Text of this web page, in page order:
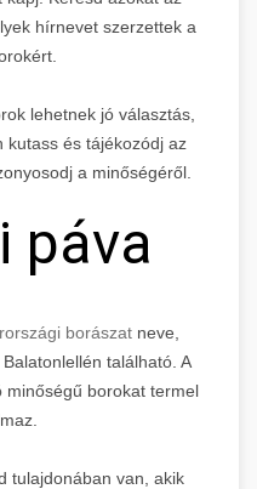
hírnevet szerzettek a
lehetnek jó választás,
kutass és tájékozódj az
a minőségéről.
páva
borászatneve,
található. A
minőségű borokat termel
tulajdonában van, akik